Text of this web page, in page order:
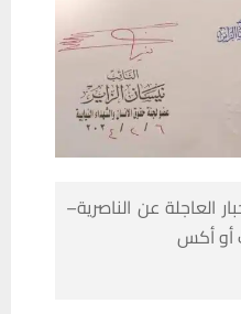
العاجلة عن الناصرية–
أو أكس